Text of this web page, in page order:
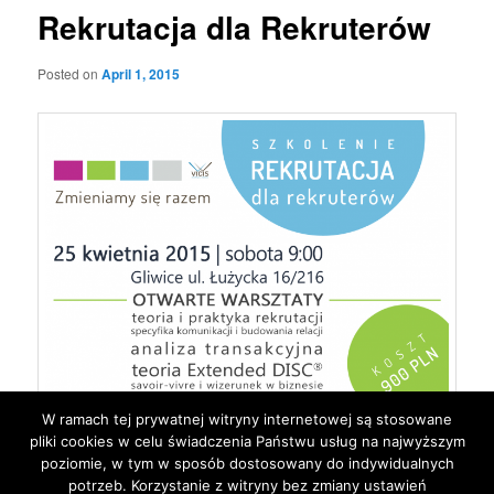
Rekrutacja dla Rekruterów
Posted onApril 1, 2015
This entry was posted inRodzinabyjarek. Bookmark thepermalink.
W ramach tej prywatnej witryny internetowej są stosowane
pliki cookies w celu świadczenia Państwu usług na najwyższym
poziomie, w tym w sposób dostosowany do indywidualnych
potrzeb. Korzystanie z witryny bez zmiany ustawień